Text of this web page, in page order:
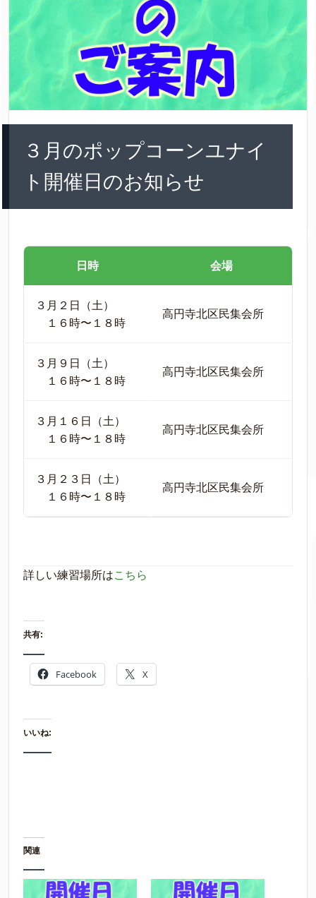
３月のポップコーンユナイ
ト開催日のお知らせ
日時 会場
３月２日（土）
１６時〜１８時
高円寺北区民集会所
３月９日（土）
１６時〜１８時
高円寺北区民集会所
３月１６日（土）
１６時〜１８時
高円寺北区民集会所
３月２３日（土）
１６時〜１８時
高円寺北区民集会所
詳しい練習場所はこちら
共有:
Facebook X
いいね:
関連